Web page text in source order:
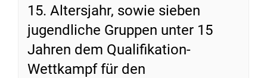
15. Altersjahr, sowie sieben
jugendliche Gruppen unter 15
Jahren dem Qualifikation-
Wettkampf für den